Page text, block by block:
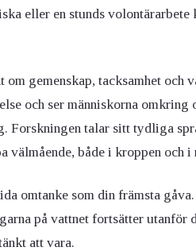
eller en stunds
om gemenskap, tacksamhet
och ser människorna
Forskningen talar sitt tydliga
välmående, både i kroppen och i
omtanke som din främsta
på vattnet fortsätter utanför
att vara.